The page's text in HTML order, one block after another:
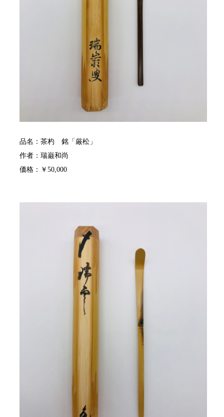
品名：茶杓 銘「厳松」
作者：瑞巌和尚
価格：￥50,000